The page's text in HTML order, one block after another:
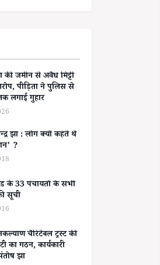
की जमीन से अवैध मिट्टी
पीड़िता ने पुलिस से
लगाई गुहार
झा : लोग क्यों कहते थे
?
के 33 पंचायतों के सभी
सूची
चैरिटेबल ट्रस्ट की
का गठन, कार्यकारी
झा